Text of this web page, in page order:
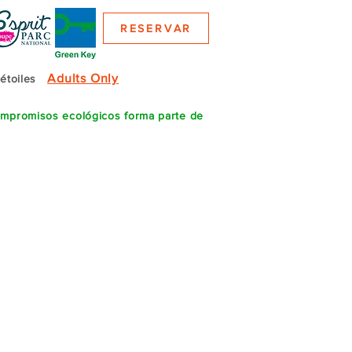
RESERVAR
étoilesAdults Only
ecológicos forma parte de